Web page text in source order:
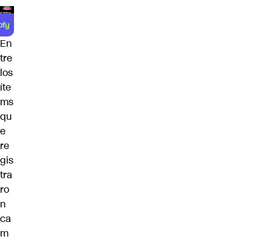
En
tre
los
íte
ms
qu
e
re
gis
tra
ro
n
ca
m